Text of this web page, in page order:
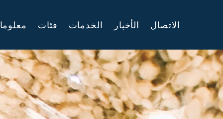
فئات الخدمات الأخبار الاتصال